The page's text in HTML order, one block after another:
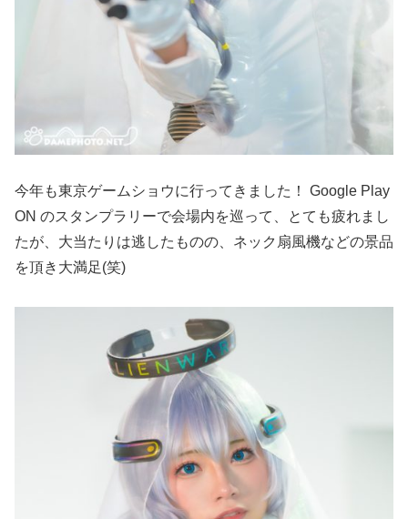
今年も東京ゲームショウに行ってきました！ Google Play
ON のスタンプラリーで会場内を巡って、とても疲れまし
たが、大当たりは逃したものの、ネック扇風機などの景品
を頂き大満足(笑)